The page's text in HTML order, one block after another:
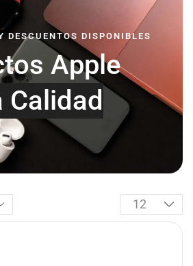
DESCUENTOS DISPONIBLES
Apple
Calidad